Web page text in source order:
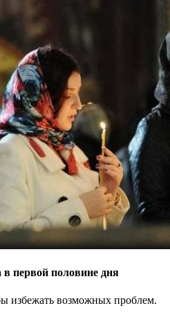
первой половине дня
избежать возможных проблем.